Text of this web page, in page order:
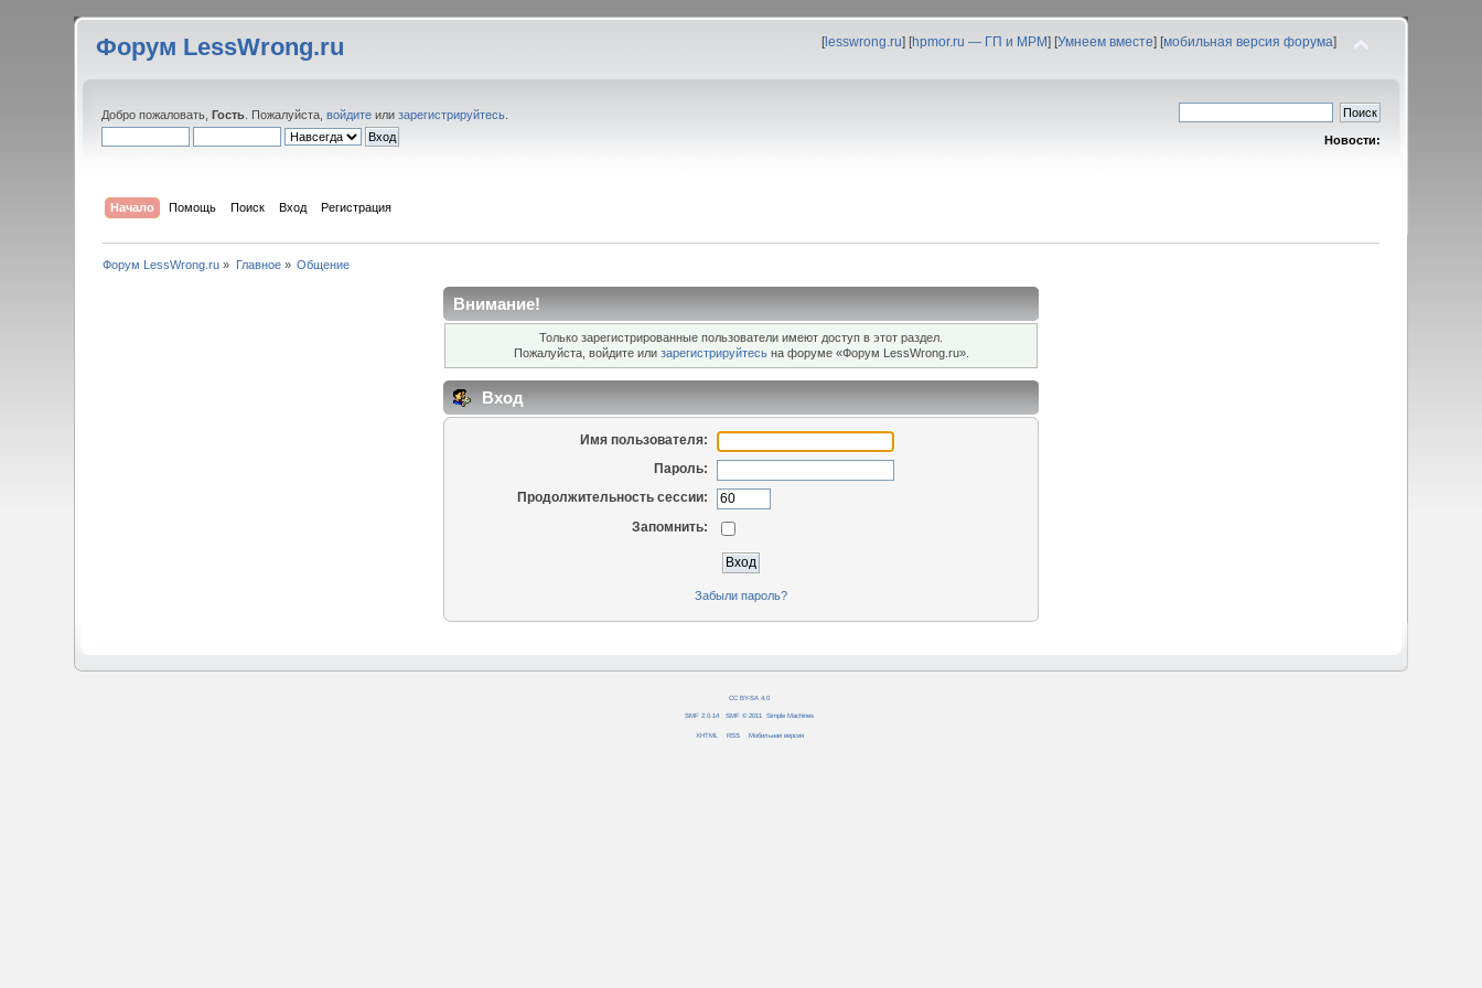
Форум LessWrong.ru [lesswrong.ru] [hpmor.ru — ГП и МРМ] [Умнеем вместе] [мобильная версия форума]
Добро пожаловать,Гость . Пожалуйста,войдите илизарегистрируйтесь
Новости:
Начало Помощь Поиск Вход Регистрация
Форум LessWrong.ru » Главное» Общение
Внимание!
Только зарегистрированные пользователи имеют доступ в этот раздел.
Пожалуйста, войдите или зарегистрируйтесьна форуме «Форум LessWrong.ru».
Вход
Имя пользователя:
Пароль:
Продолжительность сессии:
Запомнить:
Забыли пароль?
CC BY-SA 4.0
SMF 2.0.14 SMF © 2011 Simple Machines
XHTML RSS Мобильная версия